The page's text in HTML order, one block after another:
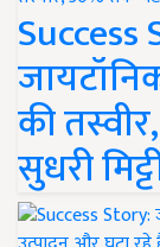
की
सुधरी